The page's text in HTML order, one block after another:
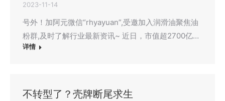
2023-11-14
号外！加阿元微信“rhyayuan”,受邀加入润滑油聚焦油
粉群,及时了解行业最新资讯~ 近日，市值超2700亿…
详情
不转型了？壳牌断尾求生